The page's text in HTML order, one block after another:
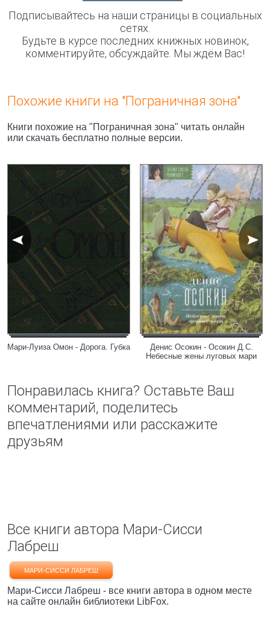
Подписывайтесь на наши страницы в социальных
сетях.
Будьте в курсе последних книжных новинок,
комментируйте, обсуждайте. Мы ждём Вас!
Похожие книги на "Пограничная зона"
Книги похожие на "Пограничная зона" читать онлайн
или скачать бесплатно полные версии.
Мари-Луиза Омон - Дорога. Губка
Денис Осокин - Осокин Д.С.
Небесные жены луговых мари
Понравилась книга? Оставьте Ваш
комментарий, поделитесь
впечатлениями или расскажите
друзьям
Все книги автора Мари-Сисси
Лабреш
МАРИ-СИССИ ЛАБРЕШ
Мари-Сисси Лабреш - все книги автора в одном месте
на сайте онлайн библиотеки LibFox.